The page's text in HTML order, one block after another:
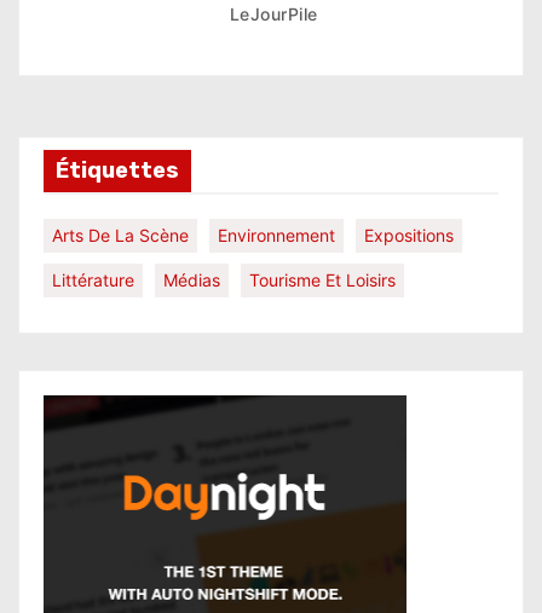
LeJourPile
Étiquettes
Arts De La Scène Environnement Expositions
Littérature Médias Tourisme Et Loisirs